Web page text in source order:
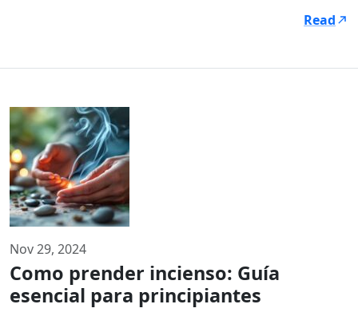
Read
Nov 29, 2024
Como prender incienso: Guía
esencial para principiantes